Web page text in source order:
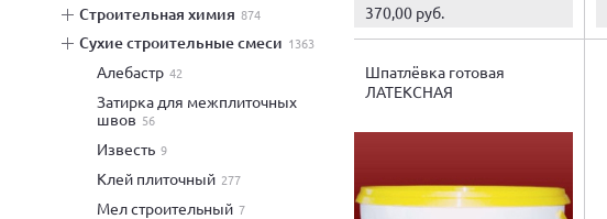
строительная химия 874
сухие строительные смеси 1363
алебастр 42
затирка для межплиточных
швов 56
известь 9
клей плиточный 277
мел строительный 7
370,00 руб.
Шпатлёвка готовая
ЛАТЕКСНАЯ